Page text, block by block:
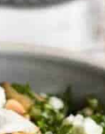
bijgerechten
desserts
alle
alle
slow